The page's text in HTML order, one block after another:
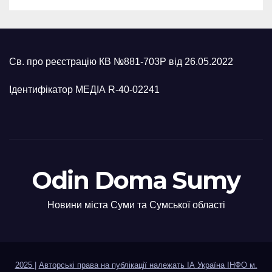
Св. про реєстрацію КВ №881-703Р від 26.05.2022
Ідентифікатор МЕДІА R-40-02241
Odin Doma Sumy
Новини міста Суми та Сумської області
2025 Авторські права на публікації належать ІА Україна ІНФО м.